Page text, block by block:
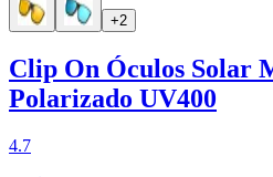
+2
Clip On Óculos Solar
Polarizado UV400
4.7